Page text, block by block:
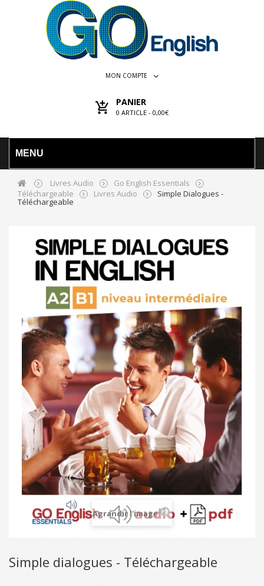
MON COMPTE
PANIER
0 ARTICLE - 0,00€
MENU
Livres Audio
Go English Essentials
Téléchargeable
Livres Audio Simple Dialogues -
Téléchargeable
Agrandir l'image
Simple dialogues - Téléchargeable